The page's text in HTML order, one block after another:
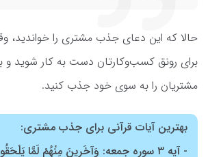
حالا که این دعای جذب مشتری را خواندید،
برای رونق کسب‌وکارتان دست به کار شوید
مشتریان را به سوی خود جذب کنید.
بهترین آیات قرآنی برای جذب مشتری:
- آیه ۳ سوره جمعه: وَآخَرِينَ مِنْهُمْ لَمَّا